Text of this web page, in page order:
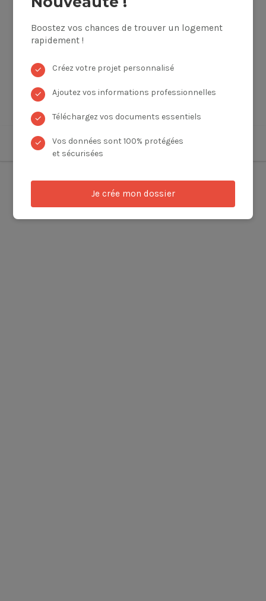
Boostez vos chances de trouver un logement
rapidement !
✓ Créez votre projet personnalisé
✓ Ajoutez vos informations professionnelles
✓ Téléchargez vos documents essentiels
✓
Vos données sont 100% protégées
et sécurisées
Je crée mon dossier